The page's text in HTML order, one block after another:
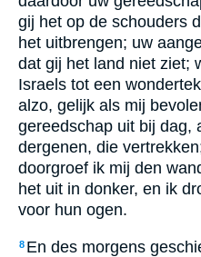
gij het op de schouders
het uitbrengen; uw
dat gij het land niet ziet;
Israels tot een
alzo, gelijk als mij
gereedschap uit bij dag,
dergenen, die
doorgroef ik mij den
het uit in donker, en ik
voor hun ogen.
8 En des morgens